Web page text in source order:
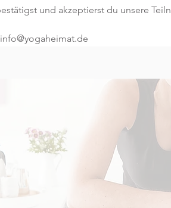
und akzeptierst du unsere